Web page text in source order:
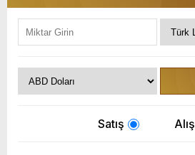
Satış Alış